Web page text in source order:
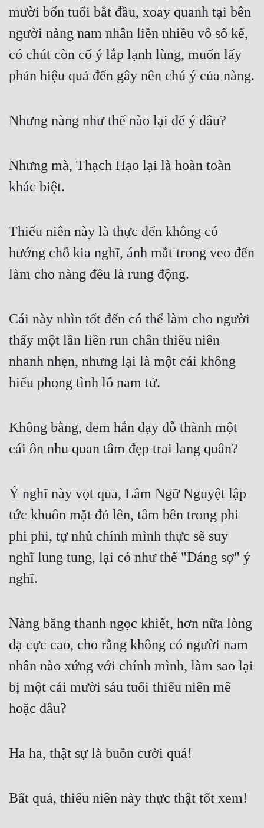
Phản Phái
Quan Trường
Quân Sự
Sảng Văn
Sủng
Tiên Hiệp
Tiểu Thuyết
Tu Chân
Tu Tiên
Tội Phạm
Vô Địch
Võng Du
Xuyên Không
Xuyên Sách
Đô Thị
Đông Phương Huyền Huyễn
Đồng Nhân
Cẩu Đạo Trường Sinh
Ngự Thú
Truyện Nữ
Xây Dựng Thế Lực
mười bốn tuổi bắt đầu, xoay quanh tại bên
người nàng nam nhân liền nhiều vô số kể,
có chút còn cố ý lắp lạnh lùng, muốn lấy
phản hiệu quả đến gây nên chú ý của nàng.
Nhưng nàng như thế nào lại để ý đâu?
Nhưng mà, Thạch Hạo lại là hoàn toàn
khác biệt.
Thiếu niên này là thực đến không có
hướng chỗ kia nghĩ, ánh mắt trong veo đến
làm cho nàng đều là rung động.
Cái này nhìn tốt đến có thể làm cho người
thấy một lần liền run chân thiếu niên
nhanh nhẹn, nhưng lại là một cái không
hiểu phong tình lỗ nam tử.
Không bằng, đem hắn dạy dỗ thành một
cái ôn nhu quan tâm đẹp trai lang quân?
Ý nghĩ này vọt qua, Lâm Ngữ Nguyệt lập
tức khuôn mặt đỏ lên, tâm bên trong phi
phi phi, tự nhủ chính mình thực sẽ suy
nghĩ lung tung, lại có như thế "Đáng sợ" ý
nghĩ.
Nàng băng thanh ngọc khiết, hơn nữa lòng
dạ cực cao, cho rằng không có người nam
nhân nào xứng với chính mình, làm sao lại
bị một cái mười sáu tuổi thiếu niên mê
hoặc đâu?
Ha ha, thật sự là buồn cười quá!
Bất quá, thiếu niên này thực thật tốt xem!